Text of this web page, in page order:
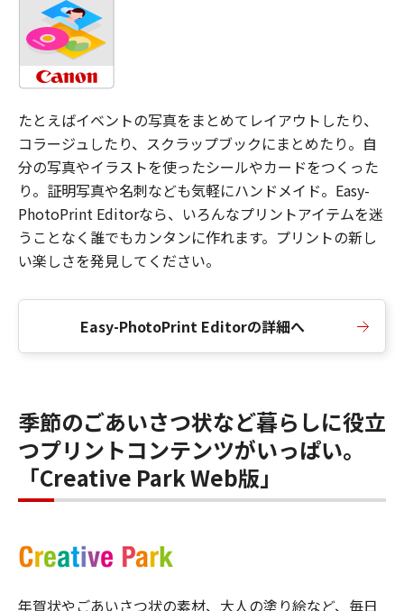
たとえばイベントの写真をまとめてレイアウトしたり、
コラージュしたり、スクラップブックにまとめたり。自
分の写真やイラストを使ったシールやカードをつくった
り。証明写真や名刺なども気軽にハンドメイド。Easy-
PhotoPrint Editorなら、いろんなプリントアイテムを迷
うことなく誰でもカンタンに作れます。プリントの新し
い楽しさを発見してください。
Easy-PhotoPrint Editorの詳細へ
季節のごあいさつ状など暮らしに役立
つプリントコンテンツがいっぱい。
「Creative Park Web版」
年賀状やごあいさつ状の素材、大人の塗り絵など、毎日